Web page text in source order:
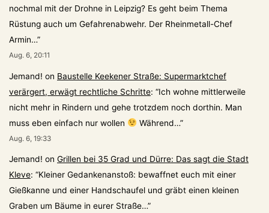
nochmal mit der Drohne in Leipzig? Es geht beim Thema
Rüstung auch um Gefahrenabwehr. Der Rheinmetall-Chef
Armin…”
Aug. 6, 20:11
Jemand! on Baustelle Keekener Straße: Supermarktchef
verärgert, erwägt rechtliche Schritte: “Ich wohne mittlerweile
nicht mehr in Rindern und gehe trotzdem noch dorthin. Man
muss eben einfach nur wollen
Während…”
Aug. 6, 19:33
Jemand! on Grillen bei 35 Grad und Dürre: Das sagt die Stadt
Kleve: “Kleiner Gedankenanstoß: bewaffnet euch mit einer
Gießkanne und einer Handschaufel und gräbt einen kleinen
Graben um Bäume in eurer Straße…”